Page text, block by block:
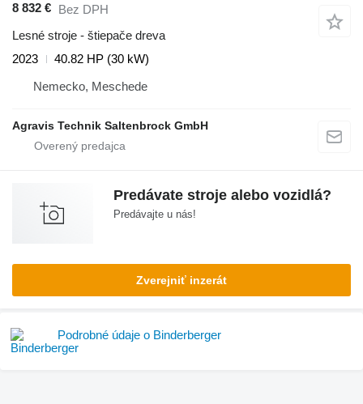
8 832 € Bez DPH
Lesné stroje - štiepače dreva
2023
40.82 HP (30 kW)
Nemecko, Meschede
Agravis Technik Saltenbrock GmbH
Predávate stroje alebo vozidlá?
Predávajte u nás!
Zverejniť inzerát
Podrobné údaje o Binderberger